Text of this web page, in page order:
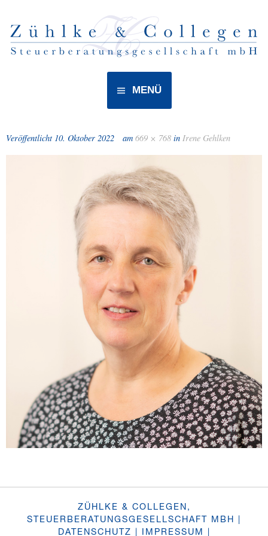
MENÜ
Veröffentlicht 10. Oktober 2022 am669 × 768 inIrene Gehlken
ZÜHLKE & COLLEGEN,
STEUERBERATUNGSGESELLSCHAFT MBH |
DATENSCHUTZ
IMPRESSUM